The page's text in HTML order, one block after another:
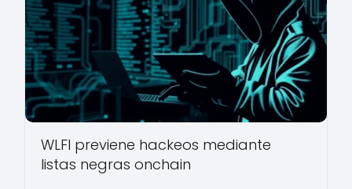
WLFI previene hackeos mediante
listas negras onchain